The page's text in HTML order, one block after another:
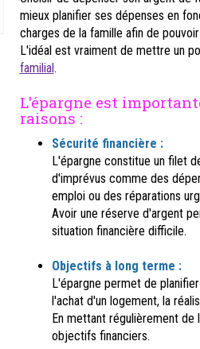
mieux planifier ses dépenses en
charges de la famille afin de
L'idéal est vraiment de mettre un
familial.
L'épargne est
raisons :
Sécurité financière :
L'épargne constitue un filet
d'imprévus comme des
emploi ou des réparations
Avoir une réserve d'argent
situation financière difficile.
Objectifs à long terme :
L'épargne permet de
l'achat d'un logement, la
En mettant régulièrement
objectifs financiers.